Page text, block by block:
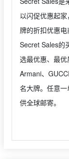
以闪促优惠起
牌的折扣优惠电
Secret Sales的
选最优惠、最
Armani、
名大牌。任意
供全球邮寄。